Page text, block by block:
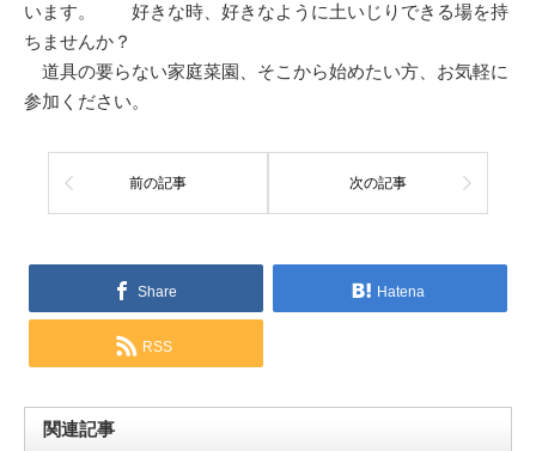
います。 好きな時、好きなように土いじりできる場を持
ちませんか？
道具の要らない家庭菜園、そこから始めたい方、お気軽に
参加ください。
前の記事 次の記事
Share Hatena
RSS
関連記事